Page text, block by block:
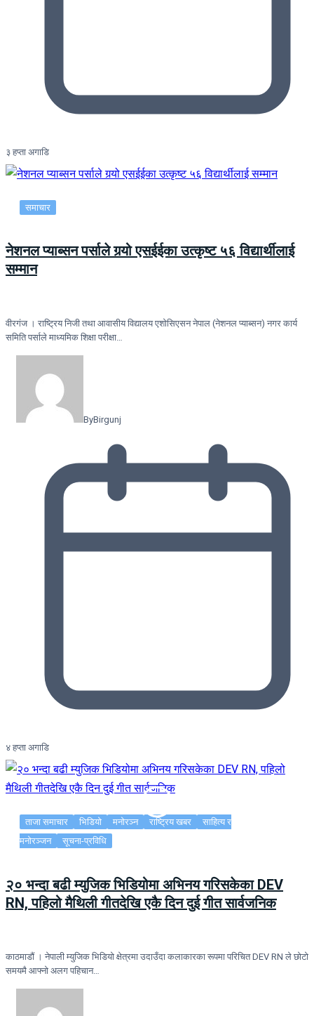
३ हप्ता अगाडि
समाचार
नेशनल प्याब्सन पर्साले गर्‍यो एसईईका उत्कृष्ट ५६ विद्यार्थीलाई
सम्मान
वीरगंज । राष्ट्रिय निजी तथा आवासीय विद्यालय एशोसिएसन नेपाल (नेशनल प्याब्सन) नगर कार्य
समिति पर्साले माध्यमिक शिक्षा परीक्षा…
ByBirgunj
४ हप्ता अगाडि
ताजा समाचार भिडियो मनोरञ्न राष्ट्रिय खबर
साहित्य र
मनोरञ्जन
सूचना-प्रविधि
२० भन्दा बढी म्युजिक भिडियोमा अभिनय गरिसकेका DEV
RN, पहिलो मैथिली गीतदेखि एकै दिन दुई गीत सार्वजनिक
काठमाडौं । नेपाली म्युजिक भिडियो क्षेत्रमा उदाउँदा कलाकारका रूपमा परिचित DEV RN ले छोटो
समयमै आफ्नो अलग पहिचान…